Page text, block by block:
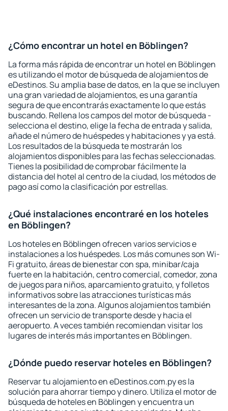
¿Cómo encontrar un hotel en Böblingen?
La forma más rápida de encontrar un hotel en Böblingen
es utilizando el motor de búsqueda de alojamientos de
eDestinos. Su amplia base de datos, en la que se incluyen
una gran variedad de alojamientos, es una garantía
segura de que encontrarás exactamente lo que estás
buscando. Rellena los campos del motor de búsqueda -
selecciona el destino, elige la fecha de entrada y salida,
añade el número de huéspedes y habitaciones y ya está.
Los resultados de la búsqueda te mostrarán los
alojamientos disponibles para las fechas seleccionadas.
Tienes la posibilidad de comprobar fácilmente la
distancia del hotel al centro de la ciudad, los métodos de
pago así como la clasificación por estrellas.
¿Qué instalaciones encontraré en los hoteles
en Böblingen?
Los hoteles en Böblingen ofrecen varios servicios e
instalaciones a los huéspedes. Los más comunes son Wi-
Fi gratuito, áreas de bienestar con spa, minibar/caja
fuerte en la habitación, centro comercial, comedor, zona
de juegos para niños, aparcamiento gratuito, y folletos
informativos sobre las atracciones turísticas más
interesantes de la zona. Algunos alojamientos también
ofrecen un servicio de transporte desde y hacia el
aeropuerto. A veces también recomiendan visitar los
lugares de interés más importantes en Böblingen.
¿Dónde puedo reservar hoteles en Böblingen?
Reservar tu alojamiento en eDestinos.com.py es la
solución para ahorrar tiempo y dinero. Utiliza el motor de
búsqueda de hoteles en Böblingen y encuentra un